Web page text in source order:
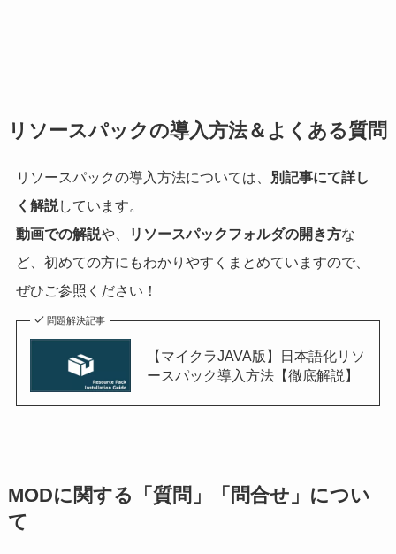
リソースパックの導入方法＆よくある質問
リソースパックの導入方法については、
別記事にて詳し
く解説しています。
動画での解説や、 リソースパックフォルダの開き方な
ど、初めての方にもわかりやすくまとめていますので、
ぜひご参照ください！
問題解決記事
【マイクラJAVA版】日本語化リソ
ースパック導入方法【徹底解説】
MODに関する「質問」「問合せ」につい
て